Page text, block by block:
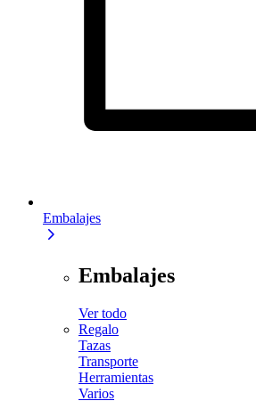
Embalajes
Embalajes
Ver todo
Regalo
Tazas
Transporte
Herramientas
Varios